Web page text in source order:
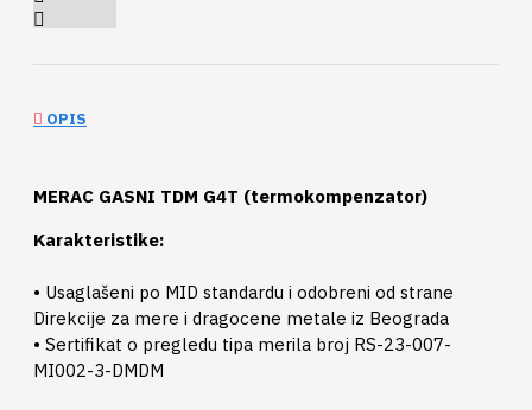
OPIS
MERAC GASNI TDM G4T (termokompenzator)
Karakteristike:
• Usaglašeni po MID standardu i odobreni od strane
Direkcije za mere i dragocene metale iz Beograda
• Sertifikat o pregledu tipa merila broj RS-23-007-
MI002-3-DMDM